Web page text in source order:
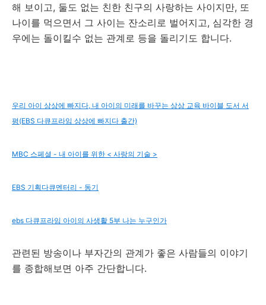
해 보이고, 둘도 없는 친한 친구의 사랑하는 사이지만, 또
나이를 먹으면서 그 사이는 잔소리로 벌어지고, 심각한 경
우에는 돌이킬수 없는 관계로 등을 돌리기도 합니다.
우리 아이 상상에 빠지다, 내 아이의 미래를 바꾸는 상상 교육 바이블 도서 서
평(EBS 다큐프라임 상상에 빠지다 출간)
MBC 스페셜 - 내 아이를 위한 < 사랑의 기술 >
EBS 기획다큐멘터리 - 동기
ebs 다큐프라임 아이의 사생활 5부 나는 누구인가
관련된 방송이나 부자간의 관계가 좋은 사람들의 이야기
를 종합해보면 아주 간단합니다.